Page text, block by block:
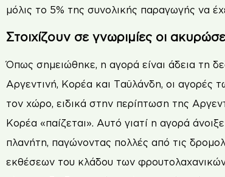
µόλις το 5% της συνολικής παραγωγής να
Στοιχίζουν σε γνωριμίες οι
Όπως σηµειώθηκε, η αγορά είναι άδεια τη
Αργεντινή, Κορέα και Ταϋλάνδη, οι αγορές
τον χώρο, ειδικά στην περίπτωση της
Κορέα «παίζεται». Αυτό γιατί η αγορά
πλανήτη, παγώνοντας πολλές από τις
εκθέσεων του κλάδου των φρουτολαχανικών